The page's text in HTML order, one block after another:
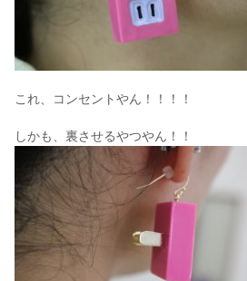
これ、コンセントやん！！！！
しかも、裏させるやつやん！！